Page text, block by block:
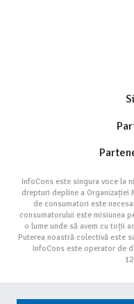
InfoCons este singura voce la
drepturi depline a Organizației
de consumatori este
consumatorului este misiunea
o lume unde să avem cu toții
Puterea noastră colectivă este
InfoCons este operator de